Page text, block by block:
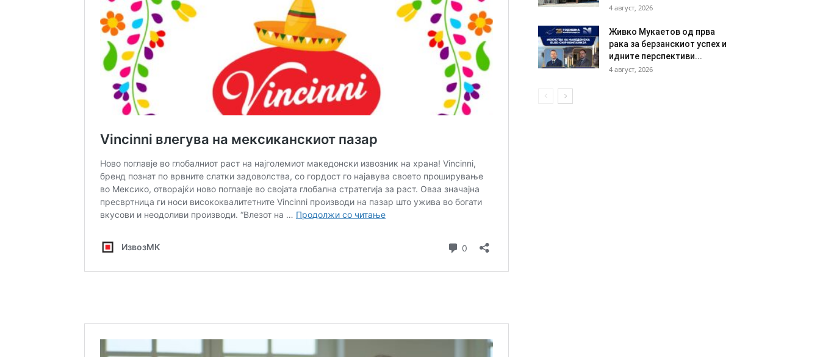
4 август, 2026
Живко Мукаетов од прва
рака за берзанскиот успех и
идните перспективи...
4 август, 2026